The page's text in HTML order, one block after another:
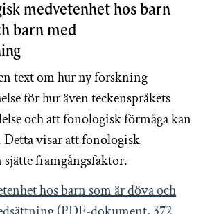
medvetenhet hos barn
barn med
text om hur ny forskning
för hur äventeckenspråkets
och att fonologisk förmåga kan
visar att fonologisk
sjätte framgångsfaktor.
hos barn som är döva och